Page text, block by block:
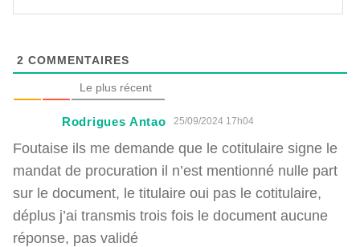
2 COMMENTAIRES
Le plus récent
Rodrigues Antao 25/09/2024 17h04
Foutaise ils me demande que le cotitulaire signe le
mandat de procuration il n’est mentionné nulle part
sur le document, le titulaire oui pas le cotitulaire,
déplus j’ai transmis trois fois le document aucune
réponse, pas validé